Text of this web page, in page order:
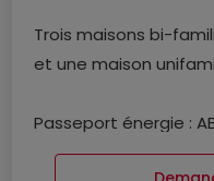
Trois maisons bi-
et une maison
Passeport énergie :